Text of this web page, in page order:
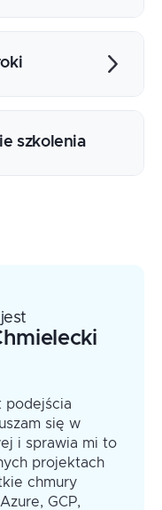
ich unikania
Jenkins
szkolenia
podejścia
się w
i sprawia mi to
projektach
chmury
GCP,